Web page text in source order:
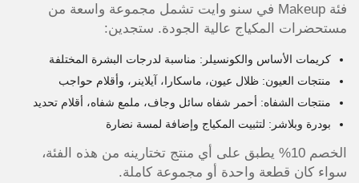
فئة Makeup في سنو وايت تشمل مجموعة واسعة من
مستحضرات المكياج عالية الجودة. ستجدين:
كريمات الأساس والكونسيلر: مناسبة لدرجات البشرة المختلفة
منتجات العيون: ظلال عيون، ماسكارا، آيلاينر، وأقلام حواجب
منتجات الشفاه: أحمر شفاه سائل وجاف، ملمع شفاه، أقلام تحديد
بودرة وبلاشر: لتثبيت المكياج وإضافة لمسة نضارة
الخصم 10% يطبق على أي منتج تختارينه من هذه الفئة،
سواء كان قطعة واحدة أو مجموعة كاملة.